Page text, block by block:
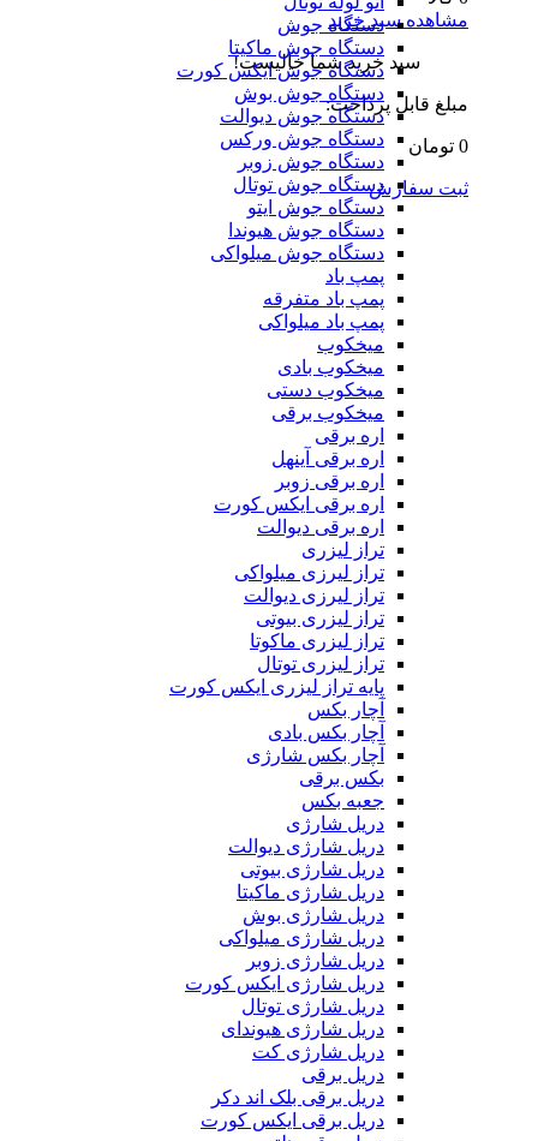
مشاهده سبد خرید
سبد خرید شما خالیست!
مبلغ قابل پرداخت:
0 تومان
ثبت سفارش
دستگاه جوش
دستگاه جوش ماکیتا
دستگاه جوش ایکس کورت
دستگاه جوش بوش
دستگاه جوش دیوالت
دستگاه جوش ورکس
دستگاه جوش زوبر
دستگاه جوش توتال
دستگاه جوش ایتو
دستگاه جوش هیوندا
دستگاه جوش میلواکی
پمپ باد
پمپ باد متفرقه
پمپ باد میلواکی
میخکوب
میخکوب بادی
میخکوب دستی
میخکوب برقی
اره برقی
اره برقی آینهل
اره برقی زوبر
اره برقی ایکس کورت
اره برقی دیوالت
تراز لیزری
تراز لیرزی میلواکی
تراز لیرزی دیوالت
تراز لیزری بیوتی
تراز لیزری ماکوتا
تراز لیزری توتال
پایه تراز لیزری ایکس کورت
آچار بکس
آچار بکس بادی
آچار بکس شارژی
بکس برقی
جعبه بکس
دریل شارژی
دریل شارژی دیوالت
دریل شارژی بیوتی
دریل شارژی ماکیتا
دریل شارژی بوش
دریل شارژی میلواکی
دریل شارژی زوبر
دریل شارژی ایکس کورت
دریل شارژی توتال
دریل شارژی هیوندای
دریل شارژی کت
دریل برقی
دریل برقی بلک اند دکر
دریل برقی ایکس کورت